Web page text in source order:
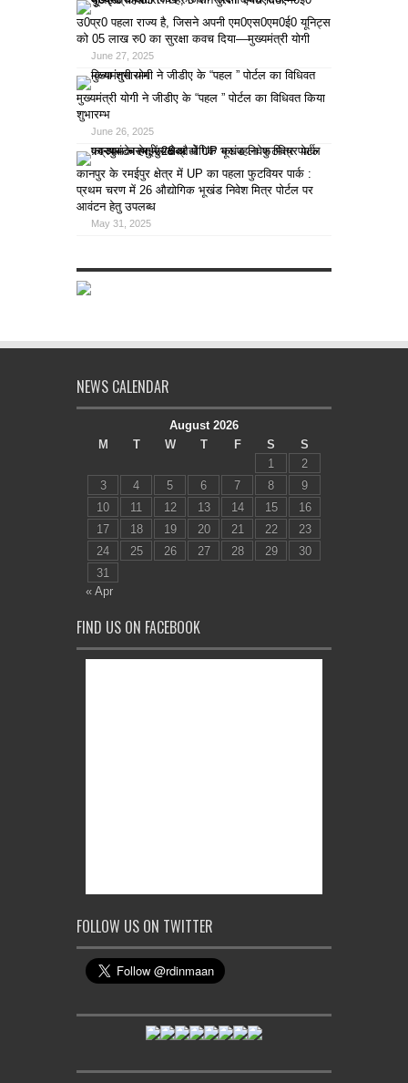
उ0प्र0 पहला राज्य है, जिसने अपनी एम0एस0एम0ई0 यूनिट्स
को 05 लाख रु0 का सुरक्षा कवच दिया—मुख्यमंत्री योगी
June 27, 2025
मुख्यमंत्री योगी ने जीडीए के “पहल ” पोर्टल का विधिवत किया
शुभारम्भ
June 26, 2025
कानपुर के रमईपुर क्षेत्र में UP का पहला फुटवियर पार्क :
प्रथम चरण में 26 औद्योगिक भूखंड निवेश मित्र पोर्टल पर
आवंटन हेतु उपलब्ध
May 31, 2025
NEWS CALENDAR
August 2026
M
T W T F S
S
1
2
3
4 5 6 7 8
9
10
11 12 13 14 15
16
17
18 19 20 21 22
23
24
25 26 27 28 29
30
31
« Apr
FIND US ON FACEBOOK
FOLLOW US ON TWITTER